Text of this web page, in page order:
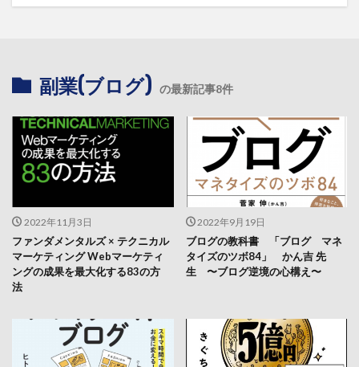
副業(ブログ) の最新記事8件
2022年11月3日
ファンダメンタルズ × テクニカル
マーケティング Webマーケティ
ングの成果を最大化する83の方
法
2022年9月19日
ブログの教科書 「ブログ マネ
タイズのツボ84」 かん吉 先
生 〜ブログ逆境の心構え〜